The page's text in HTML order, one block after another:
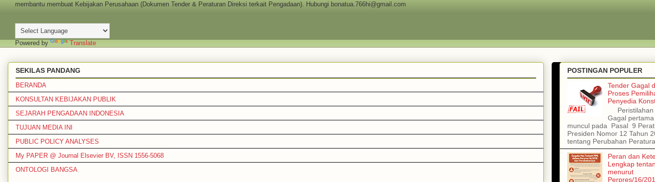
membantu membuat Kebijakan Perusahaan (Dokumen Tender & Peraturan Direksi terkait Pengadaan). Hubungi bonatua.766hi@gmail.com
Powered by Translate
SEKILAS PANDANG
BERANDA
KONSULTAN KEBIJAKAN PUBLIK
SEJARAH PENGADAAN INDONESIA
TUJUAN MEDIA INI
PUBLIC POLICY ANALYSES
My PAPER @ Journal Elsevier BV, ISSN 1556-5068
ONTOLOGI BANGSA
POSTINGAN POPULER
Tender Gagal
Proses
Penyedia
Peristilahan
Gagal
muncul pada Pasal 9
Presiden Nomor 12 Tahun
tentang Perubahan
Peran dan
Lengkap
menurut
Perpres/16/